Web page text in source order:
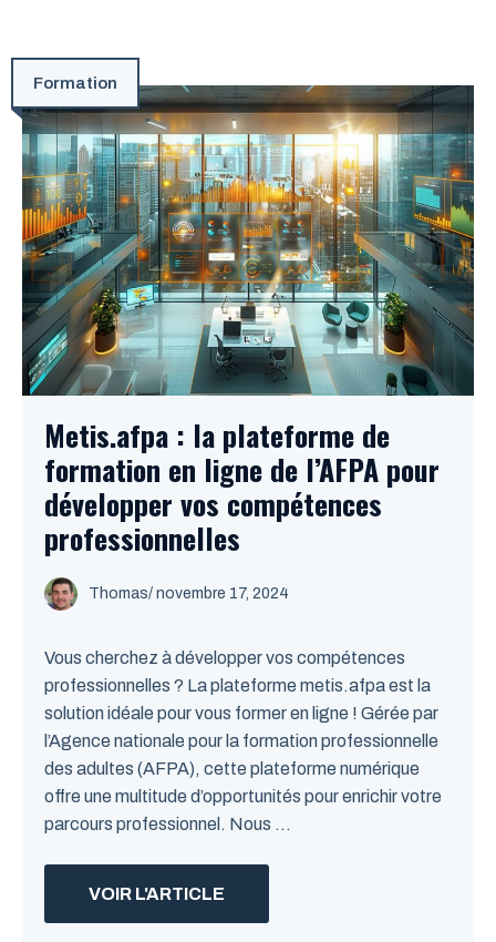
Formation
Metis.afpa : la plateforme de
formation en ligne de l’AFPA pour
développer vos compétences
professionnelles
Thomas/ novembre 17, 2024
Vous cherchez à développer vos compétences
professionnelles ? La plateforme metis.afpa est la
solution idéale pour vous former en ligne ! Gérée par
l’Agence nationale pour la formation professionnelle
des adultes (AFPA), cette plateforme numérique
offre une multitude d’opportunités pour enrichir votre
parcours professionnel. Nous ...
VOIR L'ARTICLE